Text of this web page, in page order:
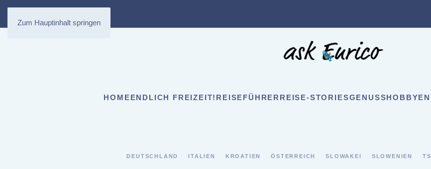
Zum Hauptinhalt springen
HOMEENDLICH FREIZEIT! REISEFÜHRER REISE-STORIESGENUSSHOBBY
DEUTSCHLAND ITALIEN KROATIEN ÖSTERREICH SLOWAKEI SLOWENIEN